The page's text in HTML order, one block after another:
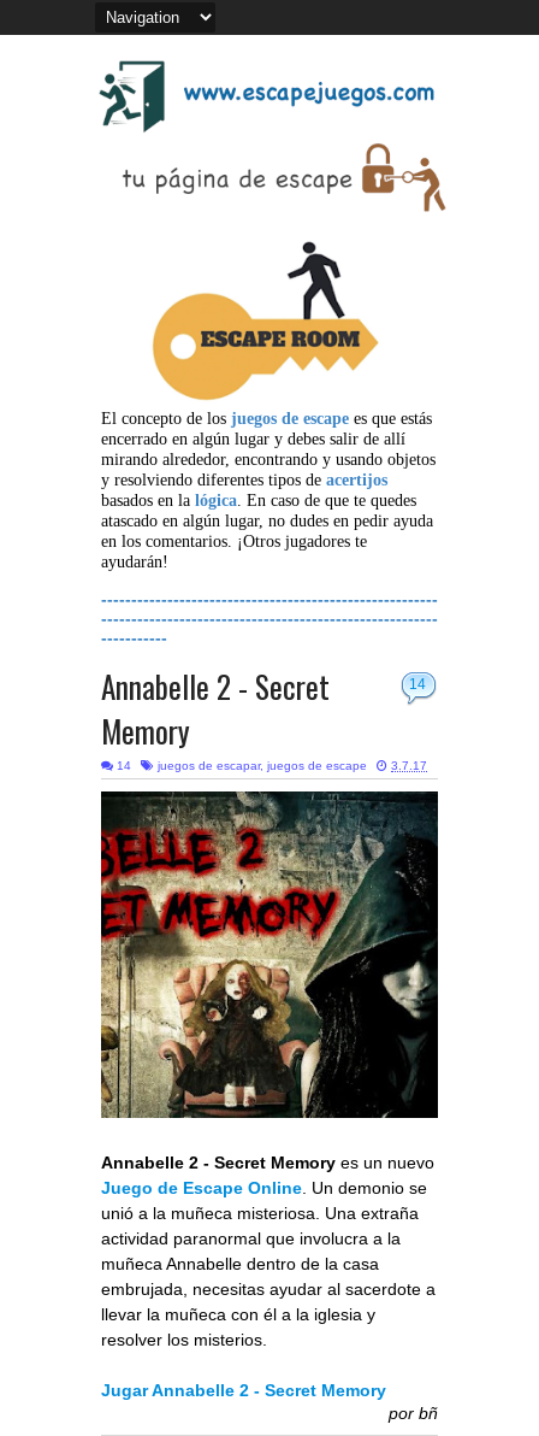
El concepto de los juegos de escape es que estás
encerrado en algún lugar y debes salir de allí
mirando alrededor, encontrando y usando objetos
y resolviendo diferentes tipos de acertijos
basados en la lógica. En caso de que te quedes
atascado en algún lugar, no dudes en pedir ayuda
en los comentarios. ¡Otros jugadores te
ayudarán!
--------------------------------------------------------
--------------------------------------------------------
-----------
14
Annabelle 2 - Secret
Memory
14 juegos de escapar, juegos de escape 3.7.17
Annabelle 2 - Secret Memory es un nuevo
Juego de Escape Online . Un demonio se
unió a la muñeca misteriosa. Una extraña
actividad paranormal que involucra a la
muñeca Annabelle dentro de la casa
embrujada, necesitas ayudar al sacerdote a
llevar la muñeca con él a la iglesia y
resolver los misterios.
Jugar Annabelle 2 - Secret Memory
por bñ